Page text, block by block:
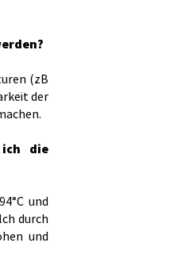
(zB
der
die
und
durch
und